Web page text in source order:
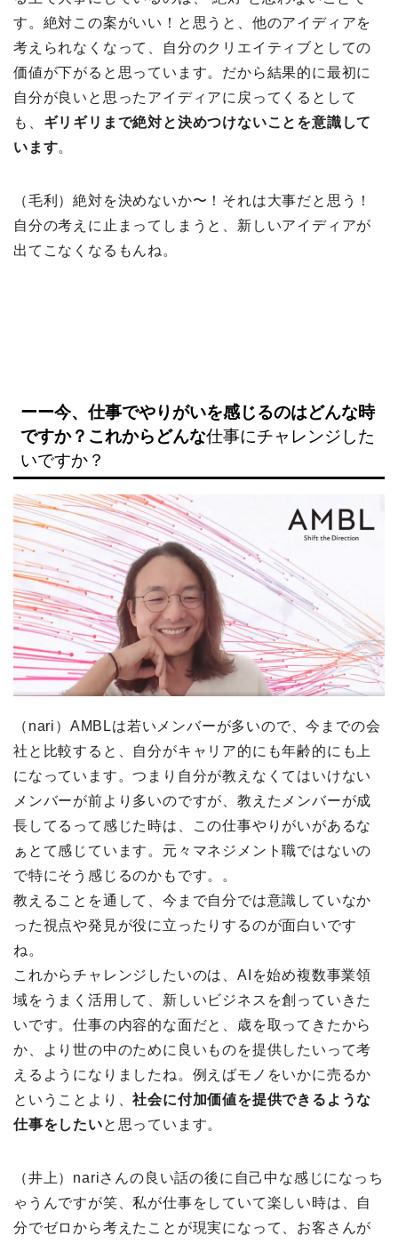
す。絶対この案がいい！と思うと、他のアイディアを
考えられなくなって、自分のクリエイティブとしての
価値が下がると思っています。だから結果的に最初に
自分が良いと思ったアイディアに戻ってくるとして
も、 ギリギリまで絶対と決めつけないことを意識して
います。
（毛利）絶対を決めないか〜！それは大事だと思う！
自分の考えに止まってしまうと、新しいアイディアが
出てこなくなるもんね。
ーー今、仕事でやりがいを感じるのはどんな時
ですか？これからどんな仕事にチャレンジした
いですか？
（nari）AMBLは若いメンバーが多いので、今までの会
社と比較すると、自分がキャリア的にも年齢的にも上
になっています。つまり自分が教えなくてはいけない
メンバーが前より多いのですが、教えたメンバーが成
長してるって感じた時は、この仕事やりがいがあるな
ぁとて感じています。元々マネジメント職ではないの
で特にそう感じるのかもです。。
教えることを通して、今まで自分では意識していなか
った視点や発見が役に立ったりするのが面白いです
ね。
これからチャレンジしたいのは、AIを始め複数事業領
域をうまく活用して、新しいビジネスを創っていきた
いです。仕事の内容的な面だと、歳を取ってきたから
か、より世の中のために良いものを提供したいって考
えるようになりましたね。例えばモノをいかに売るか
ということより、社会に付加価値を提供できるような
仕事をしたいと思っています。
（井上）nariさんの良い話の後に自己中な感じになっち
ゃうんですが笑、私が仕事をしていて楽しい時は、自
分でゼロから考えたことが現実になって、お客さんが